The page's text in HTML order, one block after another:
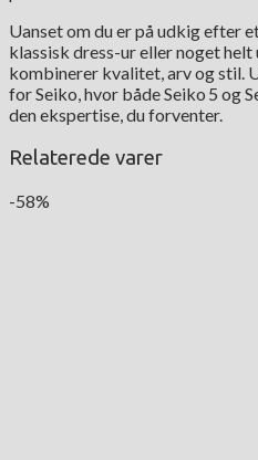
Uanset om du er på udkig efter
klassisk dress-ur eller noget
kombinerer kvalitet, arv og stil.
for Seiko, hvor både Seiko 5 og
den ekspertise, du forventer.
Relaterede varer
-58%